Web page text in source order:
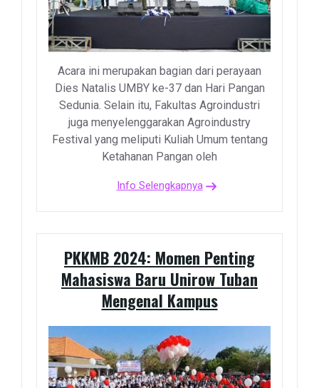
Acara ini merupakan bagian dari perayaan
Dies Natalis UMBY ke-37 dan Hari Pangan
Sedunia. Selain itu, Fakultas Agroindustri
juga menyelenggarakan Agroindustry
Festival yang meliputi Kuliah Umum tentang
Ketahanan Pangan oleh
Info Selengkapnya
PKKMB 2024: Momen Penting
Mahasiswa Baru Unirow Tuban
Mengenal Kampus